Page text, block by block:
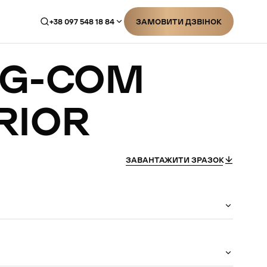
+38 097 548 18 84 ЗАМОВИТИ ДЗВІНОК
G-COM
ЗАВАНТАЖИТИ ЗРАЗОК